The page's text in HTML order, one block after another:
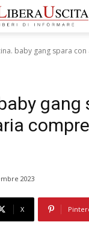
baby gang spara con
gang
2023
X